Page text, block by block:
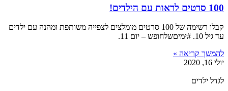
100 סרטים לראות עם הילדים!
קבלו רשימה של 100 סרטים מומלצים לצפייה משותפת ומהנה עם ילדים
עד גיל 10. #ימיםשלחופש – יום 11.
להמשך קריאה »
יולי 16, 2020
לגדל ילדים